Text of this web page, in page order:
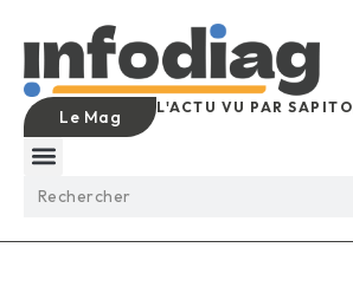
Le Mag L'ACTU VU PAR SAPITO